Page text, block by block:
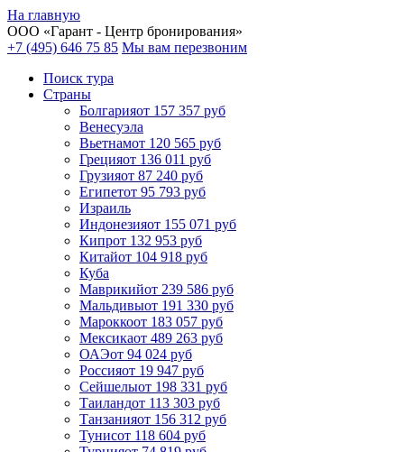
На главную
ООО «Гарант - Центр бронирования»
+7 (495) 646 75 85 Мы вам перезвоним
Поиск тура
Cтраны
Болгарияот 157 357 руб
Венесуэла
Вьетнамот 120 565 руб
Грецияот 136 011 руб
Грузияот 87 240 руб
Египетот 95 793 руб
Израиль
Индонезияот 155 071 руб
Кипрот 132 953 руб
Китайот 104 918 руб
Куба
Маврикийот 239 586 руб
Мальдивыот 191 330 руб
Мароккоот 183 057 руб
Мексикаот 489 263 руб
ОАЭот 94 024 руб
Россияот 19 947 руб
Сейшелыот 198 331 руб
Таиландот 113 303 руб
Танзанияот 156 312 руб
Тунисот 118 604 руб